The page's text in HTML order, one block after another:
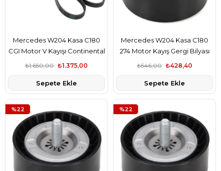
Mercedes W204 Kasa C180
CGI Motor V Kayışı Continental
Marka A0119978692
₺1.375,00
₺1.650,00
Sepete Ekle
Mercedes W204 Kasa C180
274 Motor Kayış Gergi Bilyası
Gva Marka A2742020019
₺428,40
₺546,00
Sepete Ekle
%22 %22